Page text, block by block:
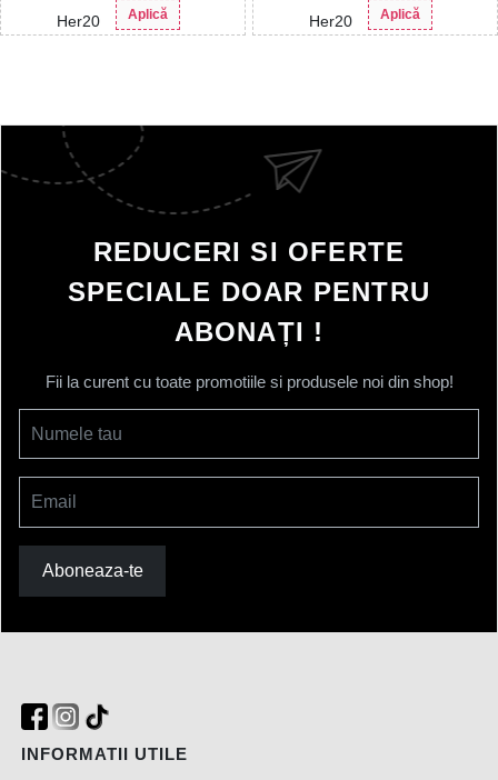
Her20
Aplică
Her20
Aplică
REDUCERI SI OFERTE
SPECIALE DOAR PENTRU
ABONAȚI !
Fii la curent cu toate promotiile si produsele noi din shop!
Numele tau
Email
Aboneaza-te
INFORMATII UTILE